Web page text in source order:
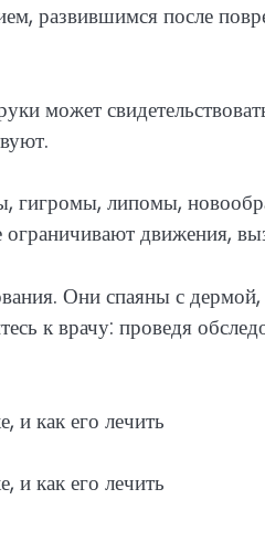
развившимся после
может
гигромы, липомы,
движения,
Они спаяны с
к врачу: проведя